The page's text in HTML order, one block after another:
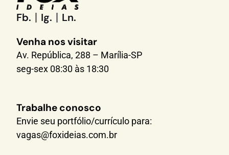
Fb. Ig. Ln.
Venha nos visitar
Av. República, 288 – Marília-SP
seg-sex 08:30 às 18:30
Trabalhe conosco
Envie seu portfólio/currículo para:
vagas@foxideias.com.br